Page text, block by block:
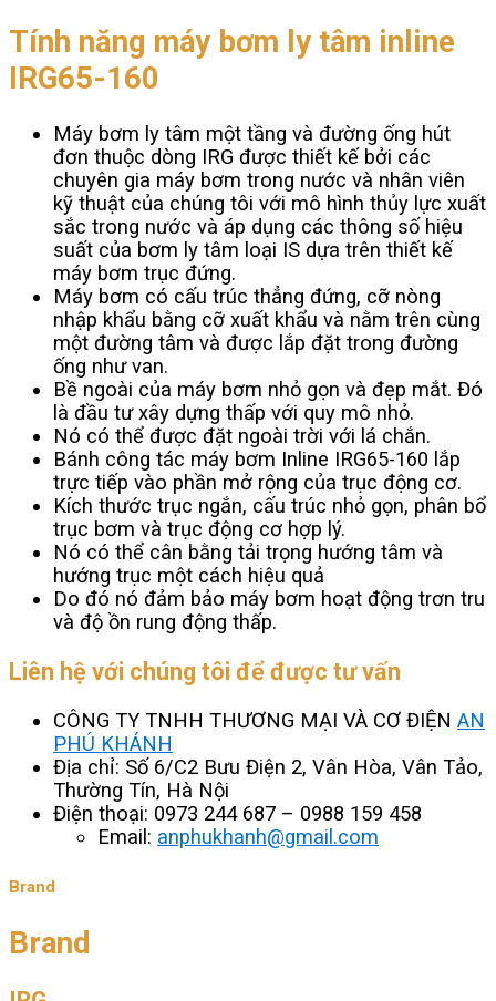
Tính năng máy bơm ly tâm inline
IRG65-160
Máy bơm ly tâm một tầng và đường ống hút
đơn thuộc dòng IRG được thiết kế bởi các
chuyên gia máy bơm trong nước và nhân viên
kỹ thuật của chúng tôi với mô hình thủy lực xuất
sắc trong nước và áp dụng các thông số hiệu
suất của bơm ly tâm loại IS dựa trên thiết kế
máy bơm trục đứng.
Máy bơm có cấu trúc thẳng đứng, cỡ nòng
nhập khẩu bằng cỡ xuất khẩu và nằm trên cùng
một đường tâm và được lắp đặt trong đường
ống như van.
Bề ngoài của máy bơm nhỏ gọn và đẹp mắt. Đó
là đầu tư xây dựng thấp với quy mô nhỏ.
Nó có thể được đặt ngoài trời với lá chắn.
Bánh công tác máy bơm Inline IRG65-160 lắp
trực tiếp vào phần mở rộng của trục động cơ.
Kích thước trục ngắn, cấu trúc nhỏ gọn, phân bổ
trục bơm và trục động cơ hợp lý.
Nó có thể cân bằng tải trọng hướng tâm và
hướng trục một cách hiệu quả
Do đó nó đảm bảo máy bơm hoạt động trơn tru
và độ ồn rung động thấp.
Liên hệ với chúng tôi để được tư vấn
CÔNG TY TNHH THƯƠNG MẠI VÀ CƠ ĐIỆN AN
PHÚ KHÁNH
Địa chỉ: Số 6/C2 Bưu Điện 2, Vân Hòa, Vân Tảo,
Thường Tín, Hà Nội
Điện thoại: 0973 244 687 – 0988 159 458
Email: anphukhanh@gmail.com
Brand
Brand